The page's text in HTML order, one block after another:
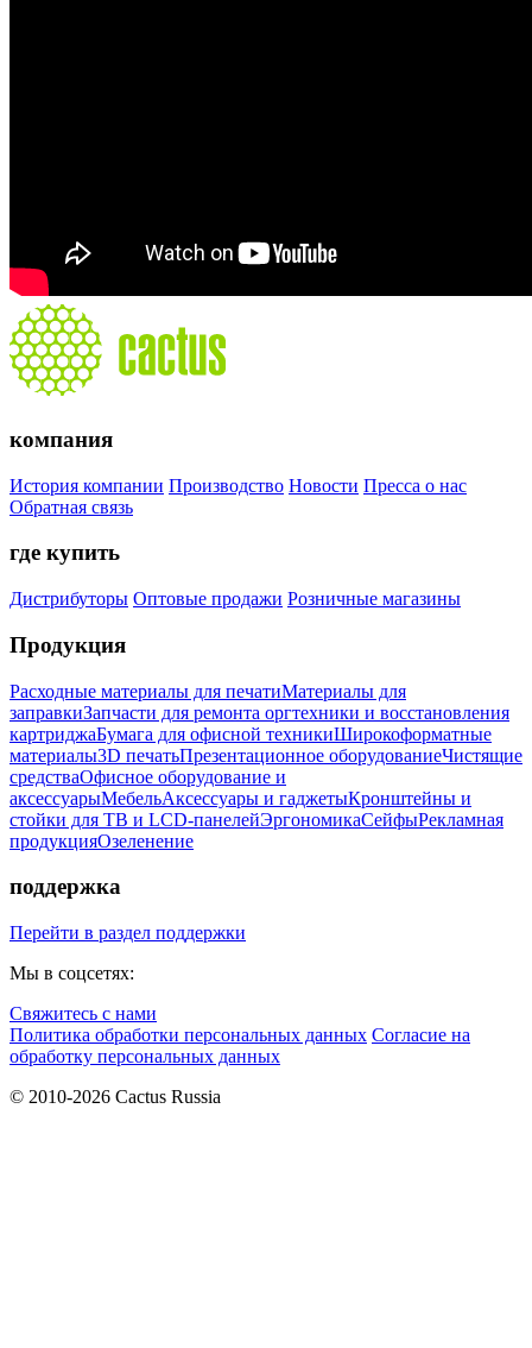
компания
История компании Производство Новости Пресса о нас
Обратная связь
где купить
Дистрибуторы Оптовые продажи Розничные магазины
Продукция
Расходные материалы для печатиМатериалы для
заправкиЗапчасти для ремонта оргтехники и восстановления
картриджаБумага для офисной техникиШирокоформатные
материалы3D печатьПрезентационное оборудованиеЧистящие
средстваОфисное оборудование и
аксессуарыМебельАксессуары и гаджетыКронштейны и
стойки для ТВ и LCD-панелейЭргономикаСейфыРекламная
продукцияОзеленение
поддержка
Перейти в раздел поддержки
Мы в соцсетях:
Свяжитесь с нами
Политика обработки персональных данных Согласие на
обработку персональных данных
© 2010-2026 Cactus Russia